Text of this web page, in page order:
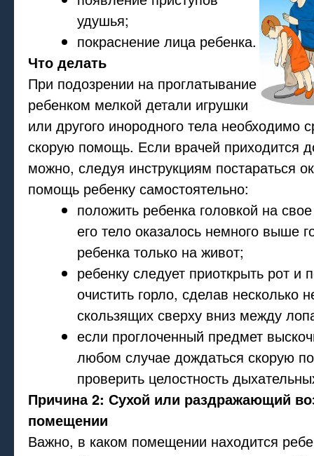
удушья;
покраснение лица ребенка.
Что делать
При подозрении на проглатывание
ребенком мелкой детали игрушки
или другого инородного тела необходимо
скорую помощь. Если врачей приходится
можно, следуя инструкциям постараться
помощь ребенку самостоятельно:
положить ребенка головкой на
его тело оказалось немного выше
ребенка только на живот;
ребенку следует приоткрыть рот и
очистить горло, сделав несколько
скользящих сверху вниз между
если проглоченный предмет
любом случае дождаться скорую
проверить целостность
Причина 2: Сухой или раздражающий
помещении
Важно, в каком помещении находится